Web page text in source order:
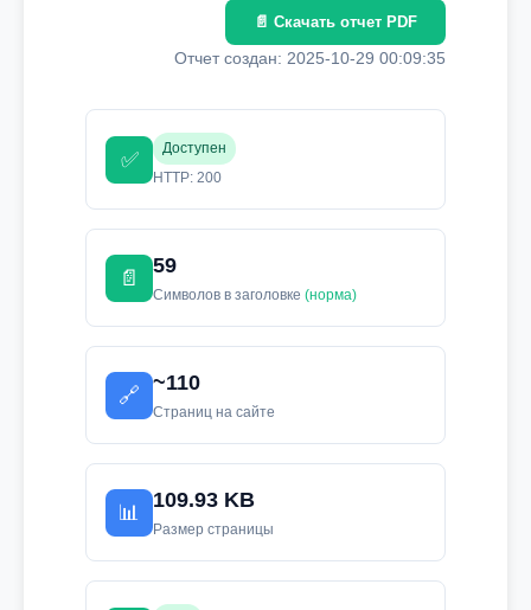
📄 Скачать отчет PDF
Отчет создан: 2025-10-29 00:09:35
✅
Доступен
HTTP: 200
📄
59
Символов в заголовке (норма)
🔗
~110
Страниц на сайте
📊
109.93 KB
Размер страницы